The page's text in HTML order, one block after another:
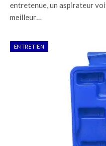
entretenue, un aspirateur
meilleur…
ENTRETIEN